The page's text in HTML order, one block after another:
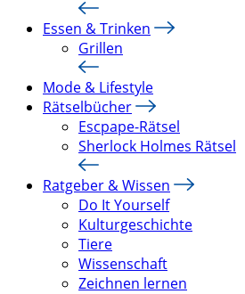
Essen & Trinken
Grillen
Mode & Lifestyle
Rätselbücher
Escpape-Rätsel
Sherlock Holmes Rätsel
Ratgeber & Wissen
Do It Yourself
Kulturgeschichte
Tiere
Wissenschaft
Zeichnen lernen